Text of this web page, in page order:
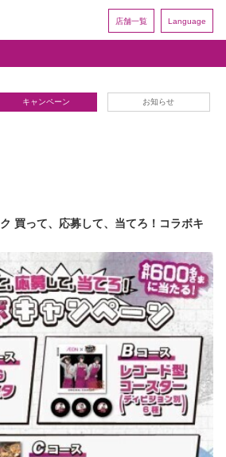
店舗一覧 Language
キャンペーン お知らせ
買って、応募して、当てろ！コラボキ